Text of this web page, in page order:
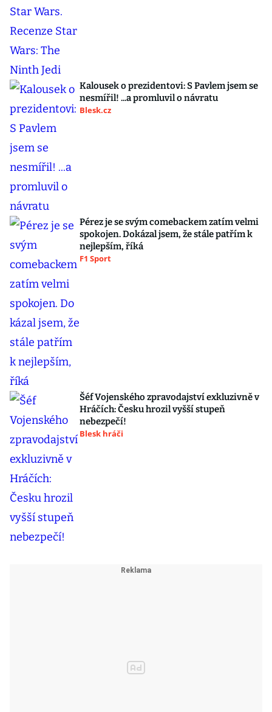
Kalousek o prezidentovi: S Pavlem jsem se
nesmířil! ...a promluvil o návratu
Blesk.cz
Pérez je se svým comebackem zatím velmi
spokojen. Dokázal jsem, že stále patřím k
nejlepším, říká
F1 Sport
Šéf Vojenského zpravodajství exkluzivně v
Hráčích: Česku hrozil vyšší stupeň
nebezpečí!
Blesk hráči